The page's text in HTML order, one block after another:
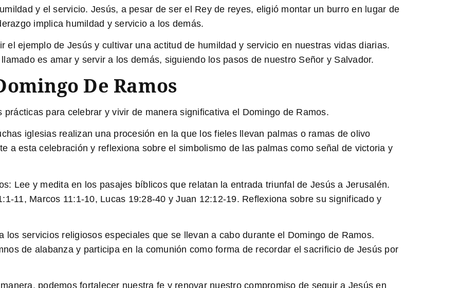
y el servicio. Jesús, a pesar de ser el Rey de reyes, eligió montar un burro en lugar de
implica humildad y servicio a los demás.
el ejemplo de Jesús y cultivar una actitud de humildad y servicio en nuestras vidas diarias.
es amar y servir a los demás, siguiendo los pasos de nuestro Señor y Salvador.
De Ramos
para celebrar y vivir de manera significativa el Domingo de Ramos.
iglesias realizan una procesión en la que los fieles llevan palmas o ramas de olivo
a esta celebración y reflexiona sobre el simbolismo de las palmas como señal de victoria y
Lee y medita en los pasajes bíblicos que relatan la entrada triunfal de Jesús a Jerusalén.
11, Marcos 11:1-10, Lucas 19:28-40 y Juan 12:12-19. Reflexiona sobre su significado y
los servicios religiosos especiales que se llevan a cabo durante el Domingo de Ramos.
de alabanza y participa en la comunión como forma de recordar el sacrificio de Jesús por
podemos fortalecer nuestra fe y renovar nuestro compromiso de seguir a Jesús en